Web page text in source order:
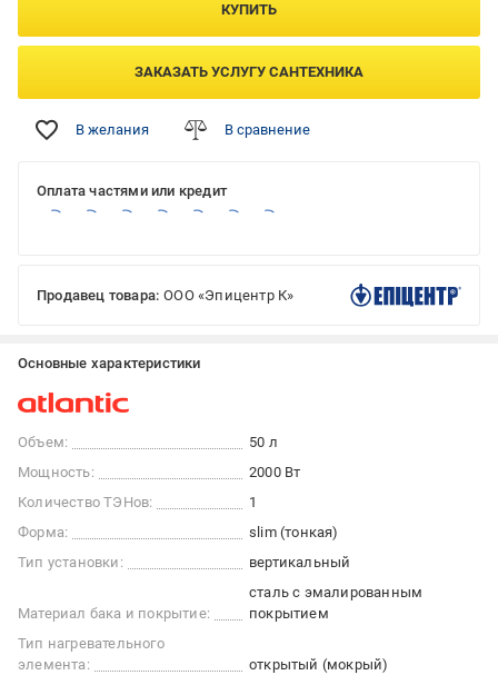
КУПИТЬ
ЗАКАЗАТЬ УСЛУГУ САНТЕХНИКА
В желания В сравнение
Оплата частями или кредит
Продавец товара: ООО «Эпицентр К»
Основные характеристики
Объем:
50 л
Мощность:
2000 Вт
Количество ТЭНов:
1
Форма:
slim (тонкая)
Тип установки:
вертикальный
Материал бака и покрытие:
сталь с эмалированным
покрытием
Тип нагревательного
элемента:
открытый (мокрый)